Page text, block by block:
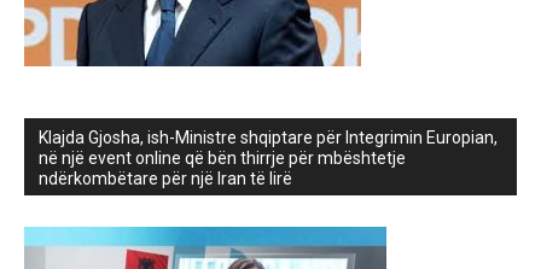
Klajda Gjosha, ish-Ministre shqiptare për Integrimin Europian,
në një event online që bën thirrje për mbështetje
ndërkombëtare për një Iran të lirë